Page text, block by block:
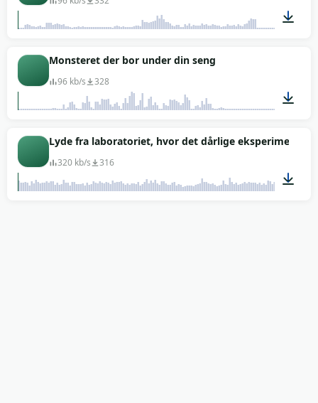
Monsteret der bor under din seng
96 kb/s 328
00:02
Lyde fra laboratoriet, hvor det dårlige eksperiment
320 kb/s 316